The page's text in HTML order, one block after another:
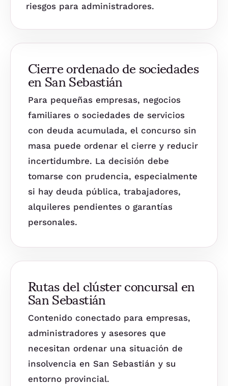
riesgos para administradores.
Cierre ordenado de sociedades
en San Sebastián
Para pequeñas empresas, negocios
familiares o sociedades de servicios
con deuda acumulada, el concurso sin
masa puede ordenar el cierre y reducir
incertidumbre. La decisión debe
tomarse con prudencia, especialmente
si hay deuda pública, trabajadores,
alquileres pendientes o garantías
personales.
Rutas del clúster concursal en
San Sebastián
Contenido conectado para empresas,
administradores y asesores que
necesitan ordenar una situación de
insolvencia en San Sebastián y su
entorno provincial.